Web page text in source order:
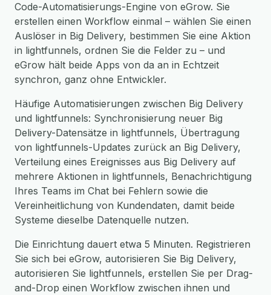
Code-Automatisierungs-Engine von eGrow. Sie
erstellen einen Workflow einmal – wählen Sie einen
Auslöser in Big Delivery, bestimmen Sie eine Aktion
in lightfunnels, ordnen Sie die Felder zu – und
eGrow hält beide Apps von da an in Echtzeit
synchron, ganz ohne Entwickler.
Häufige Automatisierungen zwischen Big Delivery
und lightfunnels: Synchronisierung neuer Big
Delivery-Datensätze in lightfunnels, Übertragung
von lightfunnels-Updates zurück an Big Delivery,
Verteilung eines Ereignisses aus Big Delivery auf
mehrere Aktionen in lightfunnels, Benachrichtigung
Ihres Teams im Chat bei Fehlern sowie die
Vereinheitlichung von Kundendaten, damit beide
Systeme dieselbe Datenquelle nutzen.
Die Einrichtung dauert etwa 5 Minuten. Registrieren
Sie sich bei eGrow, autorisieren Sie Big Delivery,
autorisieren Sie lightfunnels, erstellen Sie per Drag-
and-Drop einen Workflow zwischen ihnen und